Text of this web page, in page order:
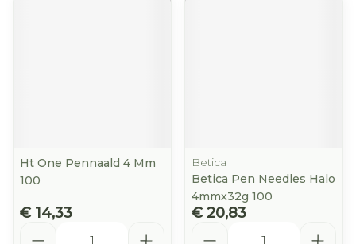
Ht One Pennaald 4 Mm
100
€ 14,33
Betica
Betica Pen Needles Halo
4mmx32g 100
€ 20,83